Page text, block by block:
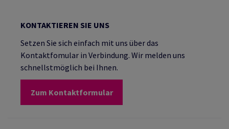
KONTAKTIEREN SIE UNS
Setzen Sie sich einfach mit uns über das
Kontaktfomular in Verbindung. Wir melden uns
schnellstmöglich bei Ihnen.
Zum Kontaktformular